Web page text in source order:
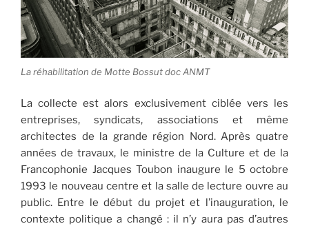
La réhabilitation de Motte Bossut doc ANMT
La collecte est alors exclusivement ciblée vers les
entreprises, syndicats, associations et même
architectes de la grande région Nord. Après quatre
années de travaux, le ministre de la Culture et de la
Francophonie Jacques Toubon inaugure le 5 octobre
1993 le nouveau centre et la salle de lecture ouvre au
public. Entre le début du projet et l’inauguration, le
contexte politique a changé : il n’y aura pas d’autres